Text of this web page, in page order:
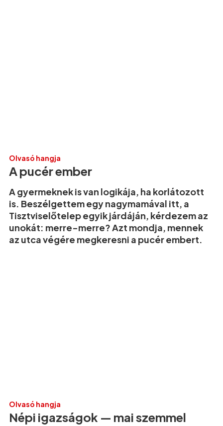
Olvasó hangja
A pucér ember
A gyermeknek is van logikája, ha korlátozott
is. Beszélgettem egy nagymamával itt, a
Tisztviselőtelep egyik járdáján, kérdezem az
unokát: merre-merre? Azt mondja, mennek
az utca végére megkeresni a pucér embert.
Olvasó hangja
Népi igazságok — mai szemmel